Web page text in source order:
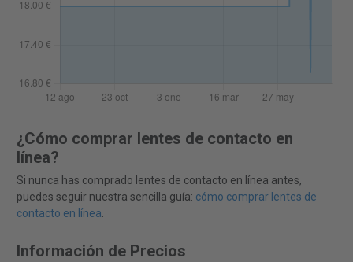
¿Cómo comprar lentes de contacto en
línea?
Si nunca has comprado lentes de contacto en línea antes,
puedes seguir nuestra sencilla guía: cómo comprar lentes de
contacto en línea.
Información de Precios